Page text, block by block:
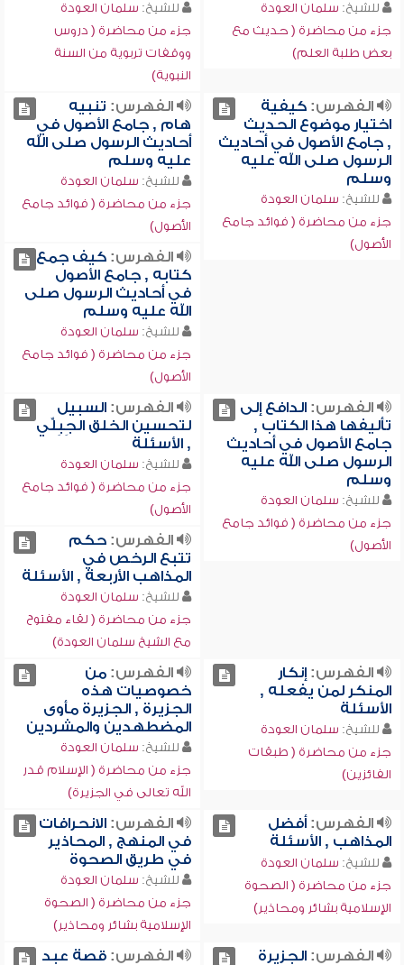
للشيخ: سلمان العودة
جزء من محاضرة ( حديث مع
بعض طلبة العلم)
للشيخ: سلمان العودة
جزء من محاضرة ( دروس
ووقفات تربوية من السنة
النبوية)
الفهرس:كيفية
اختيار موضوع الحديث
, جامع الأصول في أحاديث
الرسول صلى الله عليه
وسلم
للشيخ: سلمان العودة
جزء من محاضرة ( فوائد جامع
الأصول)
الفهرس: تنبيه
هام , جامع الأصول في
أحاديث الرسول صلى الله
عليه وسلم
للشيخ: سلمان العودة
جزء من محاضرة ( فوائد جامع
الأصول)
الفهرس:كيف جمع
كتابه , جامع الأصول
في أحاديث الرسول صلى
الله عليه وسلم
للشيخ: سلمان العودة
جزء من محاضرة ( فوائد جامع
الأصول)
الفهرس:الدافع إلى
تأليفها هذا الكتاب ,
جامع الأصول في أحاديث
الرسول صلى الله عليه
وسلم
للشيخ: سلمان العودة
جزء من محاضرة ( فوائد جامع
الأصول)
الفهرس:السبيل
لتحسين الخلق الجِبِلِّي
, الأسئلة
للشيخ: سلمان العودة
جزء من محاضرة ( فوائد جامع
الأصول)
الفهرس:حكم
تتبع الرخص في
المذاهب الأربعة , الأسئلة
للشيخ: سلمان العودة
جزء من محاضرة ( لقاء مفتوح
مع الشيخ سلمان العودة)
الفهرس:إنكار
المنكر لمن يفعله ,
الأسئلة
للشيخ: سلمان العودة
جزء من محاضرة ( طبقات
الفائزين)
الفهرس:من
خصوصيات هذه
الجزيرة , الجزيرة مأوى
المضطهدين والمشردين
للشيخ: سلمان العودة
جزء من محاضرة ( الإسلام قدر
الله تعالى في الجزيرة)
الفهرس:أفضل
المذاهب , الأسئلة
للشيخ: سلمان العودة
جزء من محاضرة ( الصحوة
الإسلامية بشائر ومحاذير)
الفهرس:الانحرافات
في المنهج , المحاذير
في طريق الصحوة
للشيخ: سلمان العودة
جزء من محاضرة ( الصحوة
الإسلامية بشائر ومحاذير)
الفهرس:الجزيرة
الفهرس:قصة عبد